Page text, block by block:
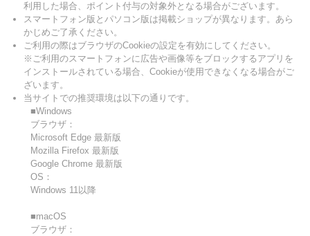
利用した場合、ポイント付与の対象外となる場合がございます。
スマートフォン版とパソコン版は掲載ショップが異なります。あら
かじめご了承ください。
ご利用の際はブラウザのCookieの設定を有効にしてください。
※ご利用のスマートフォンに広告や画像等をブロックするアプリを
インストールされている場合、Cookieが使用できなくなる場合がご
ざいます。
当サイトでの推奨環境は以下の通りです。
■Windows
ブラウザ：
Microsoft Edge 最新版
Mozilla Firefox 最新版
Google Chrome 最新版
OS：
Windows 11以降
■macOS
ブラウザ：